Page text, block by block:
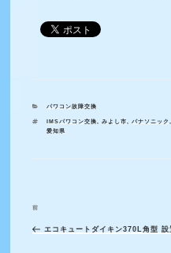
カ
ゴ
リ
パワコン故障交換
タ
グ
IMSパワコン交換 みよし市 パナソニック
愛知県
投
稿
過
去
前
エコキュートダイキン370L角型